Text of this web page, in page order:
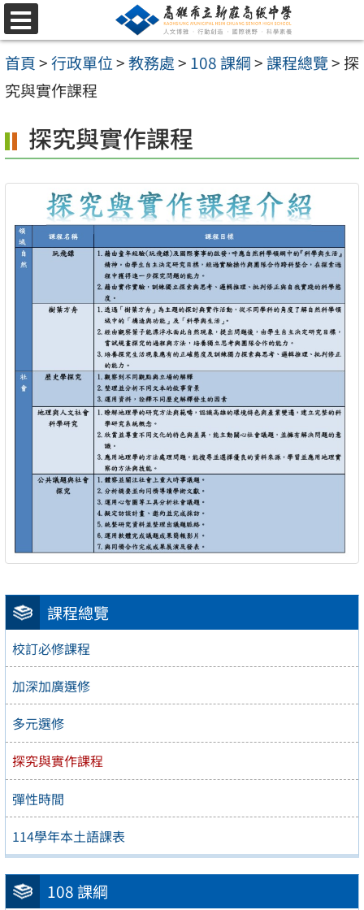
跳
至
主
要
容
區
選
單
首頁>行政單位>教務處> 108 課綱>課程總覽> 探
究與實作課程
課程總覽
校訂必修課程
加深加廣選修
多元選修
探究與實作課程
彈性時間
114學年本土語課表
108 課綱
探究與實作課程